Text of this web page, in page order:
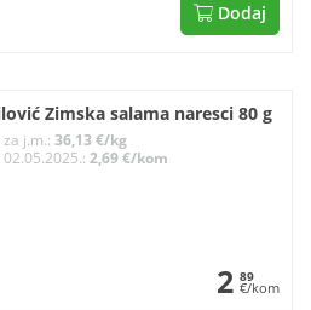
Dodaj
Zimska salama naresci 80 g
j.m.: 36,13 €/kg
2,69 €/kom
2 89
€/kom